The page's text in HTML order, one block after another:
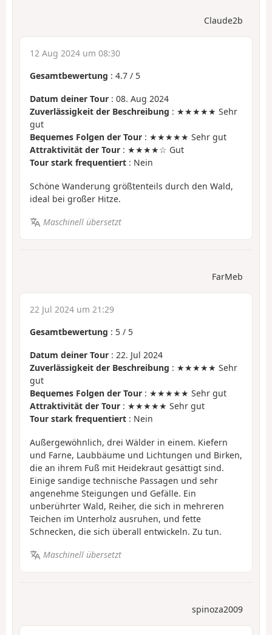
Claude2b
12 Aug 2024 um 08:30
Gesamtbewertung : 4.7 / 5
Datum deiner Tour : 08. Aug 2024
Zuverlässigkeit der Beschreibung : ★★★★★ Sehr
gut
Bequemes Folgen der Tour : ★★★★★ Sehr gut
Attraktivität der Tour : ★★★★☆ Gut
Tour stark frequentiert : Nein
Schöne Wanderung größtenteils durch den Wald,
ideal bei großer Hitze.
Maschinell übersetzt
FarMeb
22 Jul 2024 um 21:29
Gesamtbewertung : 5 / 5
Datum deiner Tour : 22. Jul 2024
Zuverlässigkeit der Beschreibung : ★★★★★ Sehr
gut
Bequemes Folgen der Tour : ★★★★★ Sehr gut
Attraktivität der Tour : ★★★★★ Sehr gut
Tour stark frequentiert : Nein
Außergewöhnlich, drei Wälder in einem. Kiefern
und Farne, Laubbäume und Lichtungen und Birken,
die an ihrem Fuß mit Heidekraut gesättigt sind.
Einige sandige technische Passagen und sehr
angenehme Steigungen und Gefälle. Ein
unberührter Wald, Reiher, die sich in mehreren
Teichen im Unterholz ausruhen, und fette
Schnecken, die sich überall entwickeln. Zu tun.
Maschinell übersetzt
spinoza2009